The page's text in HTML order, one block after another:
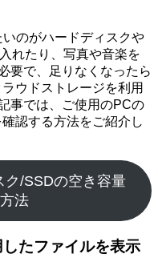
のがハードディスクや
れたり、写真や音楽を
要で、足りなくなったら
ウドストレージを利用
事では、ご使用のPCの
認する方法をご紹介し
ク/SSDの空き容量
法
たファイルを表示